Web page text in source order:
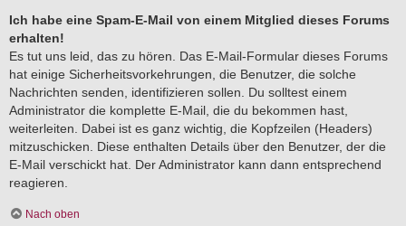
Ich habe eine Spam-E-Mail von einem Mitglied dieses Forums
erhalten!
Es tut uns leid, das zu hören. Das E-Mail-Formular dieses Forums
hat einige Sicherheitsvorkehrungen, die Benutzer, die solche
Nachrichten senden, identifizieren sollen. Du solltest einem
Administrator die komplette E-Mail, die du bekommen hast,
weiterleiten. Dabei ist es ganz wichtig, die Kopfzeilen (Headers)
mitzuschicken. Diese enthalten Details über den Benutzer, der die
E-Mail verschickt hat. Der Administrator kann dann entsprechend
reagieren.
Nach oben